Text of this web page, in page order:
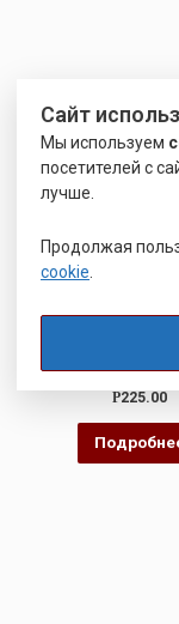
ПРИВАРНОЙ
Оценка
из
5
Р225.00
Сайт
Мы используем
посетителей с
лучше.
Продолжая
cookie